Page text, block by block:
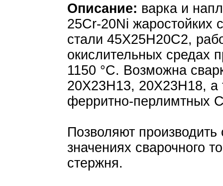
Описание: варка и
25Cr-20Ni жаростойких
стали 45Х25Н20С2,
окислительных средах
1150 °С. Возмож­на
20Х23Н13, 20Х23Н18, а
ферритно-перлимтных
Позволяют производить
значениях сварочного
стержня.